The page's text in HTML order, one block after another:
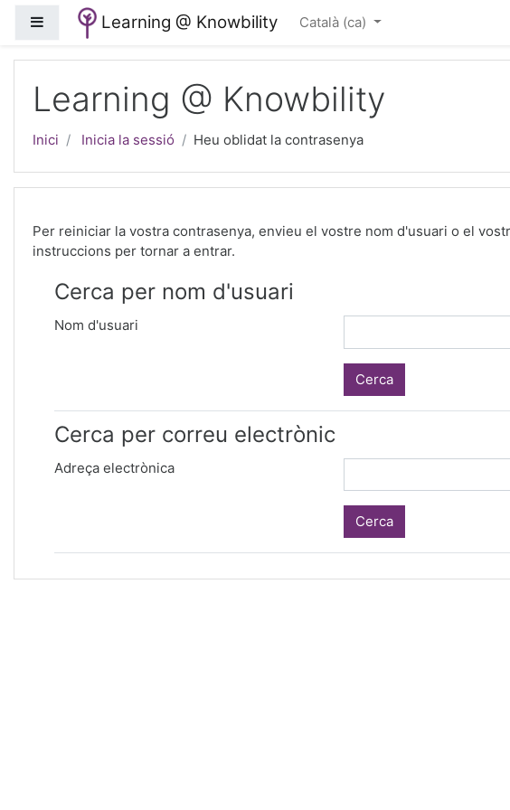
Ves al contingut principal
Panell lateralLearning @ Knowbility Català ‎(ca)‎
Learning @ Knowbility
Inici Inicia la sessió Heu oblidat la contrasenya
Per reiniciar la vostra contrasenya, envieu el vostre nom d'usuari o el
instruccions per tornar a entrar.
Cerca per nom d'usuari
Nom d'usuari
Cerca per correu electrònic
Adreça electrònica